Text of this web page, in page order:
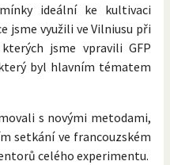
ideální ke kultivaci
jsme využili ve Vilniusu při
jsme vpravili GFP
byl hlavním tématem
s novými metodami,
setkání ve francouzském
celého experimentu.